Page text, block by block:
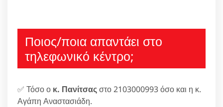
Ποιος/ποια απαντάει στο
τηλεφωνικό κέντρο;
✅ Τόσο ο κ. Πανίτσαςστο 2103000993 όσο και η κ.
Αγάπη Αναστασιάδη.